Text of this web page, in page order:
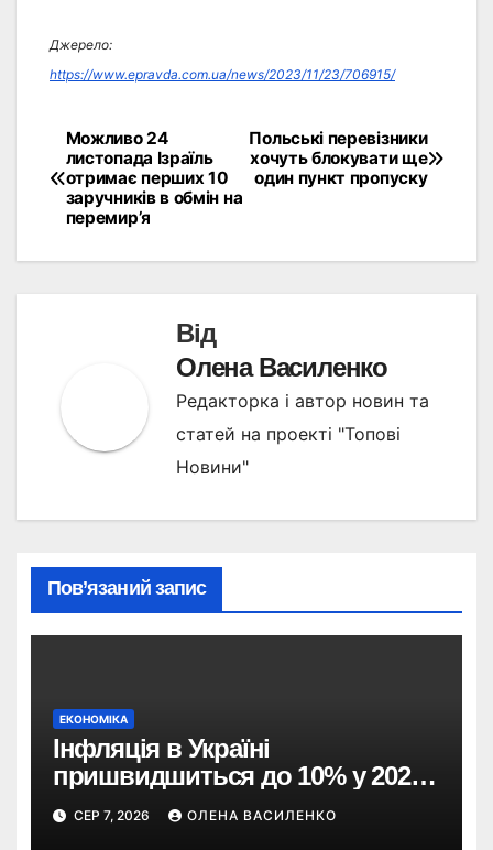
Джерело:
https://www.epravda.com.ua/news/2023/11/23/706915/
Навігація
записів
Польські перевізники
хочуть блокувати ще
один пункт пропуску
Можливо 24
листопада Ізраїль
отримає перших 10
заручників в обмін на
перемир’я
Від
Олена Василенко
Редакторка і автор новин та
статей на проекті "Топові
Новини"
Пов’язаний запис
ЕКОНОМІКА
Інфляція в Україні
пришвидшиться до 10% у 2026
році — прогноз НБУ
СЕР 7, 2026 ОЛЕНА ВАСИЛЕНКО